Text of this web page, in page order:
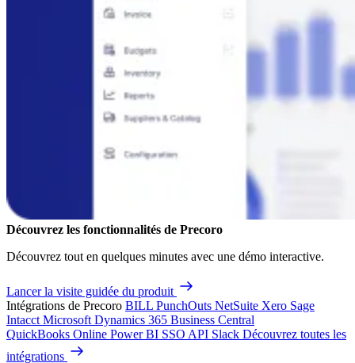
Découvrez les fonctionnalités de Precoro
Découvrez tout en quelques minutes avec une démo interactive.
Lancer la visite guidée du produit
Intégrations de Precoro BILL PunchOuts NetSuite Xero Sage
Intacct Microsoft Dynamics 365 Business Central
QuickBooks Online Power BI SSO API Slack Découvrez toutes les
intégrations